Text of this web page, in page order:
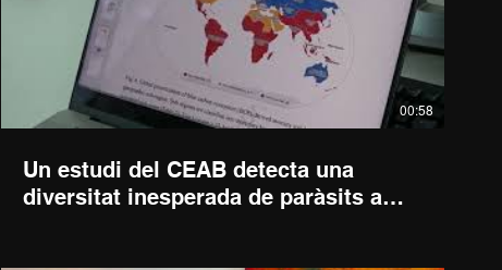
00:58
Un estudi del CEAB detecta una
diversitat inesperada de paràsits a